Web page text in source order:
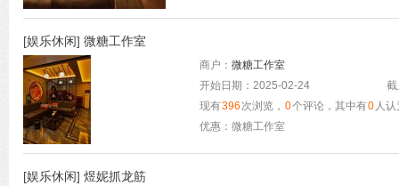
[娱乐休闲] 微糖工作室
商户： 微糖工作室
开始日期：2025-02-24
现有396 次浏览， 0个评论，其中有0 人
优惠：微糖工作室
[娱乐休闲] 煜妮抓龙筋